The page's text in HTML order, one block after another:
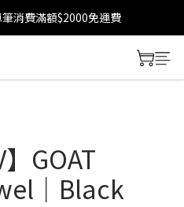
消費滿額$2000免運費
GOAT
｜Black